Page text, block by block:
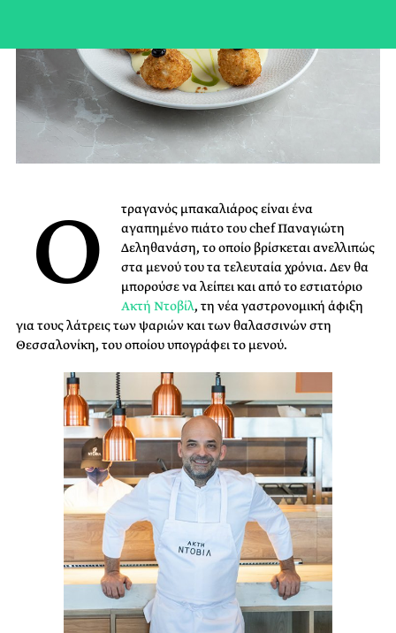
Ο
τραγανός μπακαλιάρος είναι ένα
αγαπημένο πιάτο του chef Παναγιώτη
Δεληθανάση, το οποίο βρίσκεται ανελλιπώς
στα μενού του τα τελευταία χρόνια. Δεν θα
μπορούσε να λείπει και από το εστιατόριο
Ακτή Ντοβίλ, τη νέα γαστρονομική άφιξη
για τους λάτρεις των ψαριών και των θαλασσινών στη
Θεσσαλονίκη, του οποίου υπογράφει το μενού.